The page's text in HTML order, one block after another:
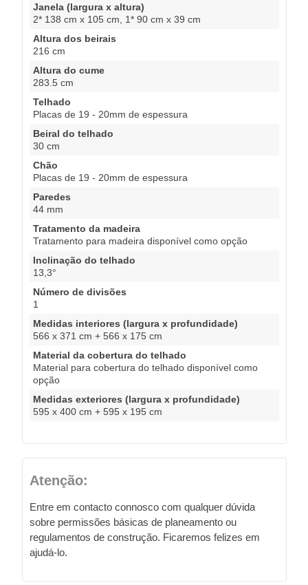
Janela (largura x altura)
2* 138 cm x 105 cm, 1* 90 cm x 39 cm
Altura dos beirais
216 cm
Altura do cume
283.5 cm
Telhado
Placas de 19 - 20mm de espessura
Beiral do telhado
30 cm
Chão
Placas de 19 - 20mm de espessura
Paredes
44 mm
Tratamento da madeira
Tratamento para madeira disponível como opção
Inclinação do telhado
13,3°
Número de divisões
1
Medidas interiores (largura x profundidade)
566 x 371 cm + 566 x 175 cm
Material da cobertura do telhado
Material para cobertura do telhado disponível como
opção
Medidas exteriores (largura x profundidade)
595 x 400 cm + 595 x 195 cm
Atenção:
Entre em contacto connosco com qualquer dúvida
sobre permissões básicas de planeamento ou
regulamentos de construção. Ficaremos felizes em
ajudá-lo.